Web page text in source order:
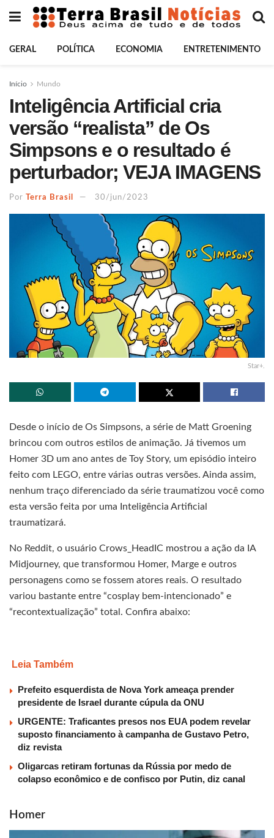
GERAL POLÍTICA ECONOMIA ENTRETENIMENTO
Início Mundo
Inteligência Artificial cria
versão “realista” de Os
Simpsons e o resultado é
perturbador; VEJA IMAGENS
Por Terra Brasil 30/jun/2023
Star+.
Desde o início de Os Simpsons, a série de Matt Groening
brincou com outros estilos de animação. Já tivemos um
Homer 3D um ano antes de Toy Story, um episódio inteiro
feito com LEGO, entre várias outras versões. Ainda assim,
nenhum traço diferenciado da série traumatizou você como
esta versão feita por uma Inteligência Artificial
traumatizará.
No Reddit, o usuário Crows_HeadIC mostrou a ação da IA
Midjourney, que transformou Homer, Marge e outros
personagens como se fossem atores reais. O resultado
variou bastante entre “cosplay bem-intencionado” e
“recontextualização” total. Confira abaixo:
Leia Também
Prefeito esquerdista de Nova York ameaça prender
presidente de Israel durante cúpula da ONU
URGENTE: Traficantes presos nos EUA podem revelar
suposto financiamento à campanha de Gustavo Petro,
diz revista
Oligarcas retiram fortunas da Rússia por medo de
colapso econômico e de confisco por Putin, diz canal
Homer